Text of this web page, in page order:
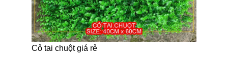
Cỏ tai chuột giá rẻ